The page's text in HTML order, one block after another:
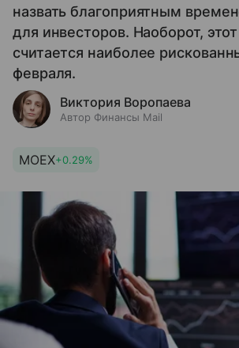
назвать благоприятным
для инвесторов. Наоборот,
считается наиболее
февраля.
Виктория Воропаева
Автор Финансы Mail
MOEX+0.29%